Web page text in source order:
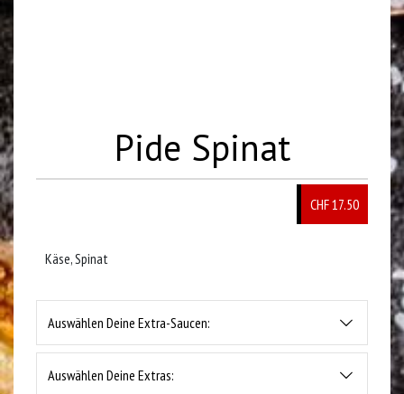
Pide Spinat
CHF 17.50
Käse, Spinat
Auswählen Deine Extra-Saucen:
Auswählen Deine Extras: